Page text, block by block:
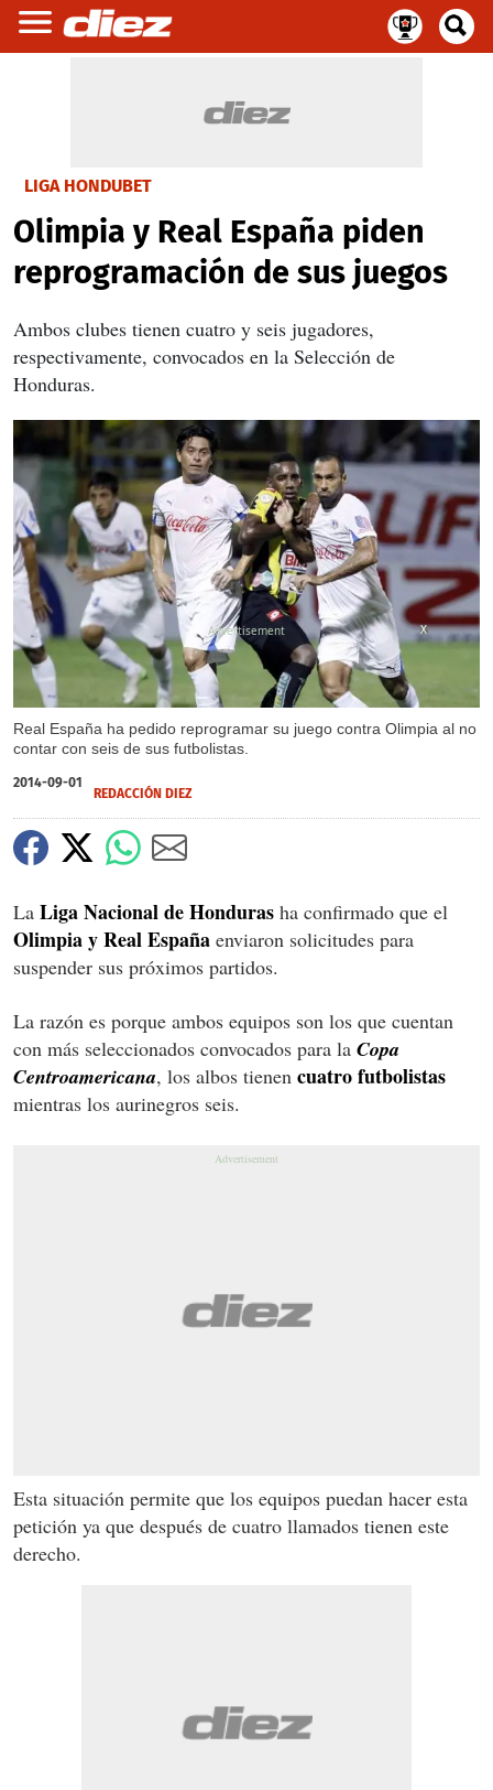
LIGA HONDUBET
Olimpia y Real España piden
reprogramación de sus juegos
Ambos clubes tienen cuatro y seis jugadores,
respectivamente, convocados en la Selección de
Honduras.
Real España ha pedido reprogramar su juego contra Olimpia al no
contar con seis de sus futbolistas.
X
2014-09-01
REDACCIÓN DIEZ
La Liga Nacional de Honduras ha confirmado que el
Olimpia y Real España enviaron solicitudes para
suspender sus próximos partidos.
La razón es porque ambos equipos son los que cuentan
con más seleccionados convocados para la Copa
Centroamericana, los albos tienen cuatro futbolistas
mientras los aurinegros seis.
Esta situación permite que los equipos puedan hacer esta
petición ya que después de cuatro llamados tienen este
derecho.